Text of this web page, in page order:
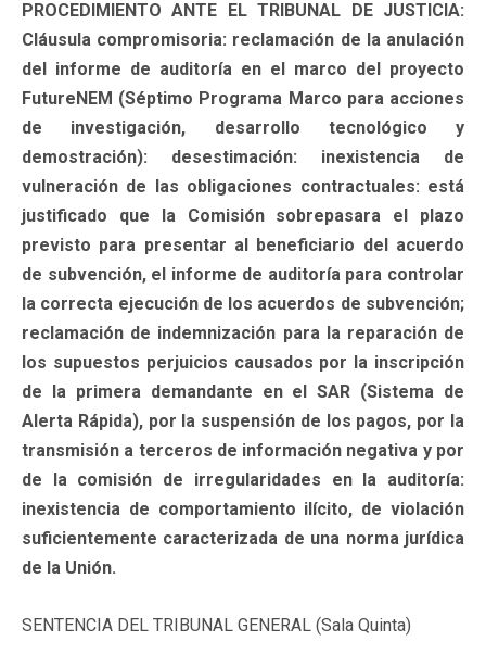
PROCEDIMIENTO ANTE EL TRIBUNAL DE JUSTICIA:
Cláusula compromisoria: reclamación de la anulación
del informe de auditoría en el marco del proyecto
FutureNEM (Séptimo Programa Marco para acciones
de investigación, desarrollo tecnológico y
demostración): desestimación: inexistencia de
vulneración de las obligaciones contractuales: está
justificado que la Comisión sobrepasara el plazo
previsto para presentar al beneficiario del acuerdo
de subvención, el informe de auditoría para controlar
la correcta ejecución de los acuerdos de subvención;
reclamación de indemnización para la reparación de
los supuestos perjuicios causados por la inscripción
de la primera demandante en el SAR (Sistema de
Alerta Rápida), por la suspensión de los pagos, por la
transmisión a terceros de información negativa y por
de la comisión de irregularidades en la auditoría:
inexistencia de comportamiento ilícito, de violación
suficientemente caracterizada de una norma jurídica
de la Unión.
SENTENCIA DEL TRIBUNAL GENERAL (Sala Quinta)